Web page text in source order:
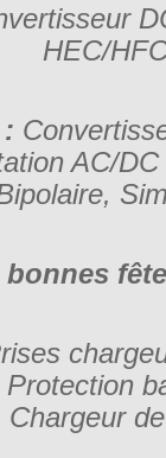
HEC/
AC/
bonnes
Protection
Chargeur